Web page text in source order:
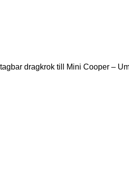
dragkrok till Mini Cooper –